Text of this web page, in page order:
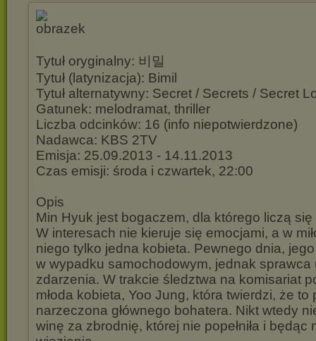
Tytuł oryginalny: 비밀
Tytuł (latynizacja): Bimil
Tytuł alternatywny: Secret / Secrets / Secret
Gatunek: melodramat, thriller
Liczba odcinków: 16 (info niepotwierdzone)
Nadawca: KBS 2TV
Emisja: 25.09.2013 - 14.11.2013
Czas emisji: środa i czwartek, 22:00
Opis
Min Hyuk jest bogaczem, dla którego liczą
W interesach nie kieruje się emocjami, a w
niego tylko jedna kobieta. Pewnego dnia,
w wypadku samochodowym, jednak sprawca
zdarzenia. W trakcie śledztwa na komisariat
młoda kobieta, Yoo Jung, która twierdzi, że to
narzeczona głównego bohatera. Nikt wtedy
winę za zbrodnię, której nie popełniła i będąc